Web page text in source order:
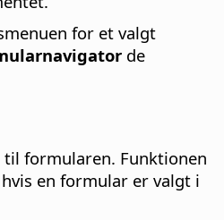
for et valgt
de
formularen. Funktionen
en formular er valgt i